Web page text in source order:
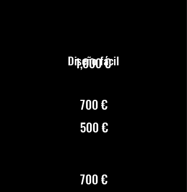
Diseño fácil
1,000 €
700 €
500 €
700 €